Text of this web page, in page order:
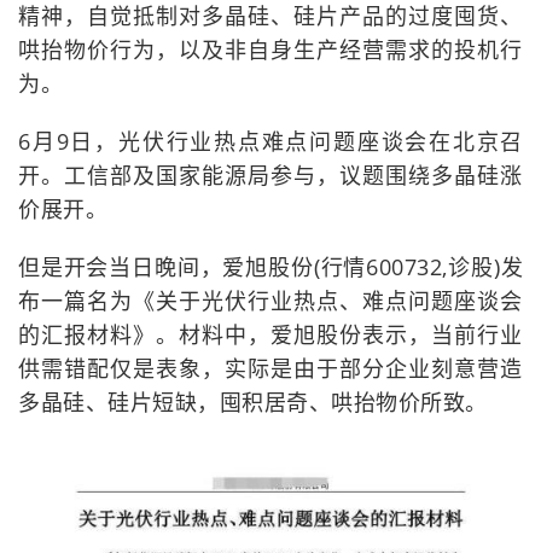
精神，自觉抵制对多晶硅、硅片产品的过度囤货、
哄抬物价行为，以及非自身生产经营需求的投机行
为。
6月9日，光伏行业热点难点问题座谈会在北京召
开。工信部及国家能源局参与，议题围绕多晶硅涨
价展开。
但是开会当日晚间，爱旭股份(行情600732,诊股)发
布一篇名为《关于光伏行业热点、难点问题座谈会
的汇报材料》。材料中，爱旭股份表示，当前行业
供需错配仅是表象，实际是由于部分企业刻意营造
多晶硅、硅片短缺，囤积居奇、哄抬物价所致。